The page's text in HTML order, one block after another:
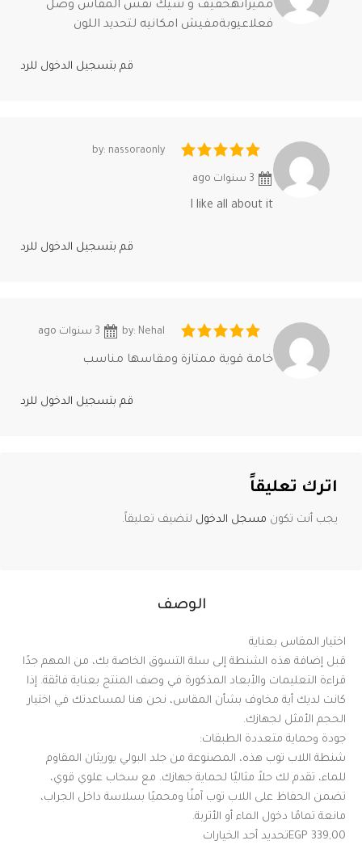
الوصف
اختيار المقاس بعناية
قبل إضافة هذه الشنطة إلى سلة التسوق الخاصة بك، من المهم جدًا
قراءة التعليمات والأبعاد المذكورة في وصف المنتج بعناية فائقة. إذا
كانت لديك أية مخاوف بشأن المقاس، نحن هنا لمساعدتك في اختيار
الحجم الأمثل لجهازك.
جودة وحماية متعددة الطبقات:
شنطة اللاب توب هذه، المصنوعة من جلد البولي يوريثان المقاوم
للماء، تقدم لك حلاً مثاليًا لحماية جهازك. مع سحاب علوي قوي،
تضمن الحفاظ على اللاب توب آمنًا ومحميًا بسلاسة داخل الجراب،
مانعة تمامًا دخول الماء أو الأتربة.
339,00 EGPتحديد أحد الخيارات
مميزاتهخفيف و شيك نفس المقاس وصل
فعلاعيوبةمفيش امكانيه لتحديد اللون
قم بتسجيل الدخول للرد
by: nassoraonly
I like all about it
قم بتسجيل الدخول للرد
by: Nehal
خامة قوية ممتازة ومقاسها مناسب
قم بتسجيل الدخول للرد
اترك تعليقاً
يجب أنت تكون مسجل الدخول لتضيف تعليقاً.